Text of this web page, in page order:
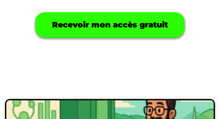
Recevoir mon accès gratuit